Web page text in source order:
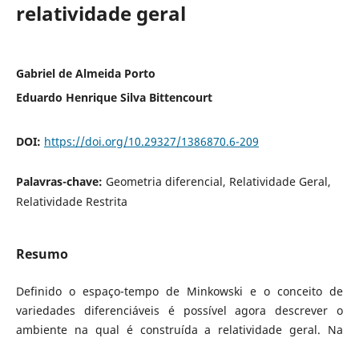
relatividade geral
Gabriel de Almeida Porto
Eduardo Henrique Silva Bittencourt
DOI: https://doi.org/10.29327/1386870.6-209
Palavras-chave: Geometria diferencial, Relatividade Geral,
Relatividade Restrita
Resumo
Definido o espaço-tempo de Minkowski e o conceito de
variedades diferenciáveis é possível agora descrever o
ambiente na qual é construída a relatividade geral. Na